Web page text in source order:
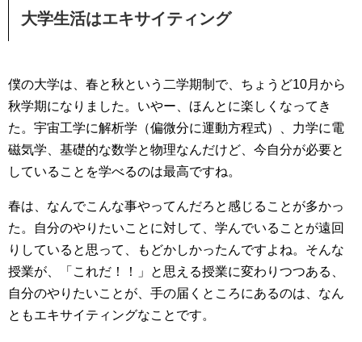
大学生活はエキサイティング
僕の大学は、春と秋という二学期制で、ちょうど10月から
秋学期になりました。いやー、ほんとに楽しくなってき
た。宇宙工学に解析学（偏微分に運動方程式）、力学に電
磁気学、基礎的な数学と物理なんだけど、今自分が必要と
していることを学べるのは最高ですね。
春は、なんでこんな事やってんだろと感じることが多かっ
た。自分のやりたいことに対して、学んでいることが遠回
りしていると思って、もどかしかったんですよね。そんな
授業が、「これだ！！」と思える授業に変わりつつある、
自分のやりたいことが、手の届くところにあるのは、なん
ともエキサイティングなことです。